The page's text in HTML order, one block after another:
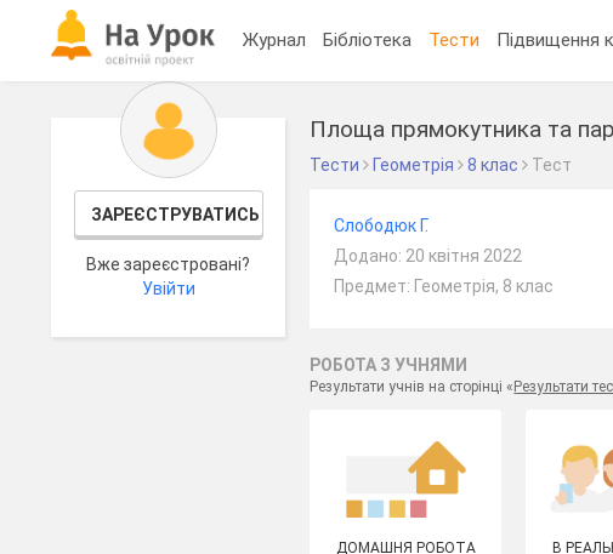
Журнал Бібліотека Тести Підвищення
ЗАРЕЄСТРУВАТИСЬ
Вже зареєстровані?
Увійти
Площа прямокутника та
Тести Геометрія 8 клас Тест
Слободюк Г.
Додано: 20 квітня 2022
Предмет: Геометрія, 8 клас
РОБОТА З УЧНЯМИ
Результати учнів на сторінці « Результати
ДОМАШНЯ РОБОТА В